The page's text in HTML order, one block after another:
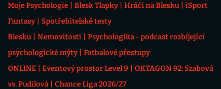
Moje Psychologie Blesk Tlapky Hráči na Blesku
iSport
Fantasy
Spotřebitelské testy
Blesku
Nemovitosti
Psychologika - podcast rozbíjející
psychologické mýty
Fotbalové přestupy
ONLINE
Eventový prostor Level 9
OKTAGON 92: Szabová
vs. Pudilová
Chance Liga 2026/27